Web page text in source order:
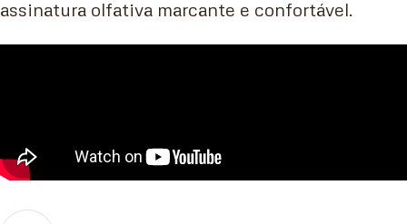
assinatura olfativa marcante e confortável.